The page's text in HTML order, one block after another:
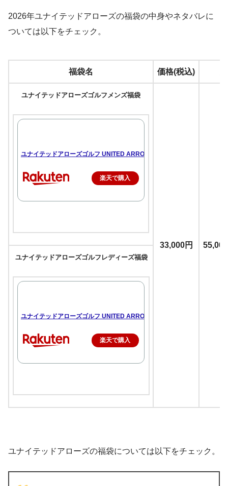
2026年ユナイテッドアローズの福袋の中身やネタバレに
ついては以下をチェック。
福袋名 価格(税込)
ユナイテッドアローズゴルフメンズ福袋
ユナイテッドアローズゴルフ UNITED ARROWS GOLF メンズ 即納 2026
楽天で購入
33,000円
ユナイテッドアローズゴルフレディーズ福袋
ユナイテッドアローズゴルフ UNITED ARROWS GOLF レディース 即納
楽天で購入
ユナイテッドアローズの福袋については以下をチェック。